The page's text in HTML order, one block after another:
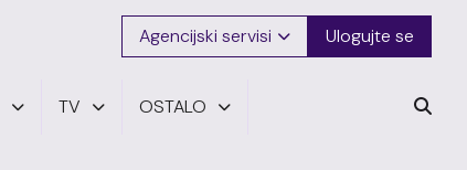
Agencijski servisi Ulogujte se
TV OSTALO